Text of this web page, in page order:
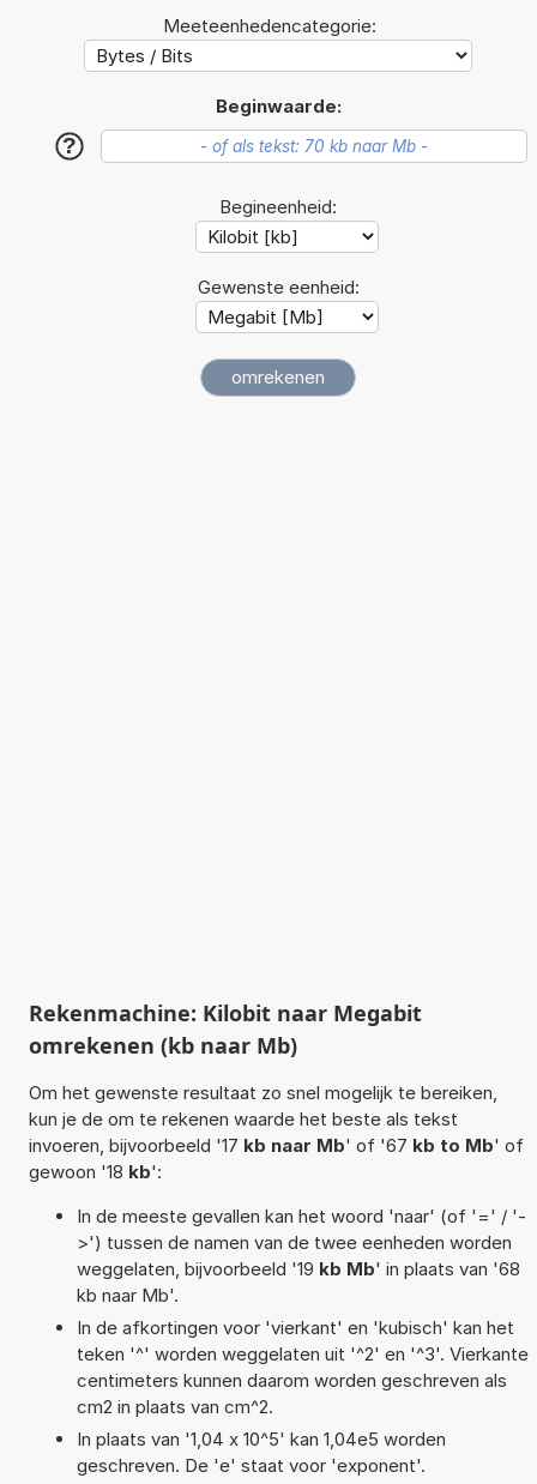
Meeteenhedencategorie:
Beginwaarde:
?
Begineenheid:
Gewenste eenheid:
Rekenmachine: Kilobit naar Megabit
omrekenen (kb naar Mb)
Om het gewenste resultaat zo snel mogelijk te bereiken,
kun je de om te rekenen waarde het beste als tekst
invoeren, bijvoorbeeld '17 kb naar Mb' of '67 kb to Mb' of
gewoon '18 kb':
In de meeste gevallen kan het woord 'naar' (of '=' / '-
>') tussen de namen van de twee eenheden worden
weggelaten, bijvoorbeeld '19 kb Mb' in plaats van '68
kb naar Mb'.
In de afkortingen voor 'vierkant' en 'kubisch' kan het
teken '^' worden weggelaten uit '^2' en '^3'. Vierkante
centimeters kunnen daarom worden geschreven als
cm2 in plaats van cm^2.
In plaats van '1,04 x 10^5' kan 1,04e5 worden
geschreven. De 'e' staat voor 'exponent'.